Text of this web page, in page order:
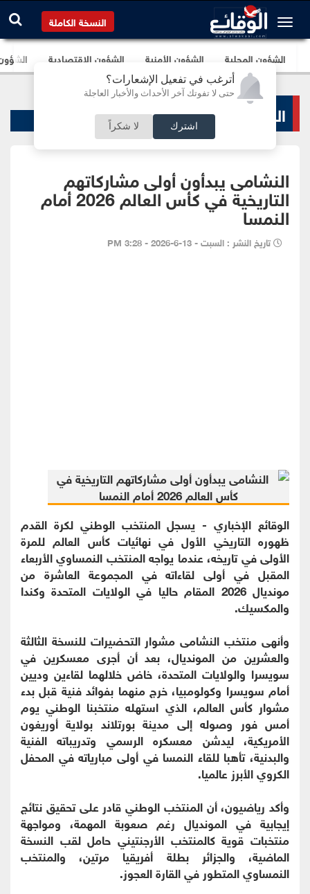
أترغب في تفعيل الإشعارات؟
حتى لا تفوتك آخر الأحداث والأخبار العاجلة
اشترك لا شكراً
النسخة الكاملة
الشؤون المحلية الشؤون الأمنية الشؤون الإقتصادية
الرياضة المحلية
النشامى يبدأون أولى مشاركاتهم
التاريخية في كأس العالم 2026 أمام
النمسا
تاريخ النشر : السبت - 13-6-2026 - 3:28 PM
الوقائع الإخباري - يسجل المنتخب الوطني لكرة القدم
ظهوره التاريخي الأول في نهائيات كأس العالم للمرة
الأولى في تاريخه، عندما يواجه المنتخب النمساوي الأربعاء
المقبل في أولى لقاءاته في المجموعة العاشرة من
مونديال 2026 المقام حاليا في الولايات المتحدة وكندا
والمكسيك.
وأنهى منتخب النشامى مشوار التحضيرات للنسخة الثالثة
والعشرين من المونديال، بعد أن أجرى معسكرين في
سويسرا والولايات المتحدة، خاض خلالهما لقاءين وديين
أمام سويسرا وكولومبيا، خرج منهما بفوائد فنية قبل بدء
مشوار كأس العالم، الذي استهله منتخبنا الوطني يوم
أمس فور وصوله إلى مدينة بورتلاند بولاية أوريغون
الأمريكية، ليدشن معسكره الرسمي وتدريباته الفنية
والبدنية، تأهبا للقاء النمسا في أولى مبارياته في المحفل
الكروي الأبرز عالميا.
وأكد رياضيون، أن المنتخب الوطني قادر على تحقيق نتائج
إيجابية في المونديال رغم صعوبة المهمة، ومواجهة
منتخبات قوية كالمنتخب الأرجنتيني حامل لقب النسخة
الماضية، والجزائر بطلة أفريقيا مرتين، والمنتخب
النمساوي المتطور في القارة العجوز.